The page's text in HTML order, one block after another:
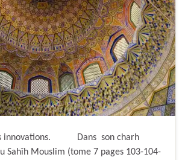
innovations. Dans son charh
Sahîh Mouslim (tome 7 pages 103-104-